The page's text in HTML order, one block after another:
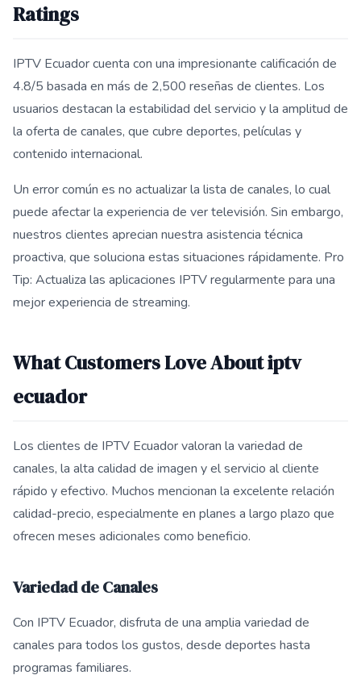
Ratings
IPTV Ecuador cuenta con una impresionante calificación de
4.8/5 basada en más de 2,500 reseñas de clientes. Los
usuarios destacan la estabilidad del servicio y la amplitud de
la oferta de canales, que cubre deportes, películas y
contenido internacional.
Un error común es no actualizar la lista de canales, lo cual
puede afectar la experiencia de ver televisión. Sin embargo,
nuestros clientes aprecian nuestra asistencia técnica
proactiva, que soluciona estas situaciones rápidamente. Pro
Tip: Actualiza las aplicaciones IPTV regularmente para una
mejor experiencia de streaming.
What Customers Love About iptv
ecuador
Los clientes de IPTV Ecuador valoran la variedad de
canales, la alta calidad de imagen y el servicio al cliente
rápido y efectivo. Muchos mencionan la excelente relación
calidad-precio, especialmente en planes a largo plazo que
ofrecen meses adicionales como beneficio.
Variedad de Canales
Con IPTV Ecuador, disfruta de una amplia variedad de
canales para todos los gustos, desde deportes hasta
programas familiares.